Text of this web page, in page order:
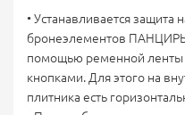
• Устанавливается
бронеэлементов
помощью ременной ленты
кнопками. Для этого на
плитника есть